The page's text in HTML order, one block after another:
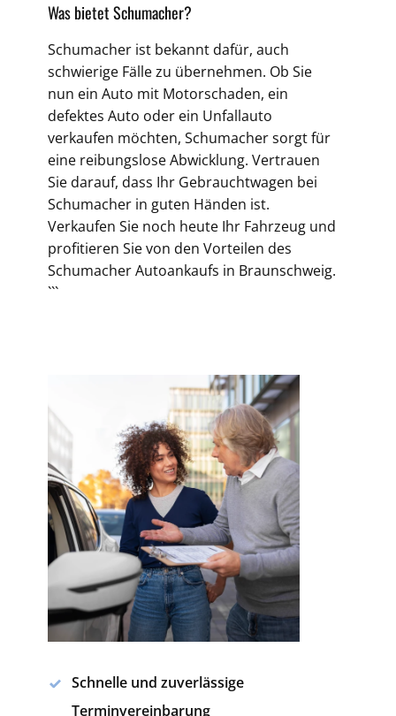
Was bietet Schumacher?
Schumacher ist bekannt dafür, auch
schwierige Fälle zu übernehmen. Ob Sie
nun ein Auto mit Motorschaden, ein
defektes Auto oder ein Unfallauto
verkaufen möchten, Schumacher sorgt für
eine reibungslose Abwicklung. Vertrauen
Sie darauf, dass Ihr Gebrauchtwagen bei
Schumacher in guten Händen ist.
Verkaufen Sie noch heute Ihr Fahrzeug und
profitieren Sie von den Vorteilen des
Schumacher Autoankaufs in Braunschweig.
```
Schnelle und zuverlässige
Terminvereinbarung